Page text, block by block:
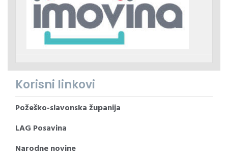
Korisni linkovi
Požeško-slavonska županija
LAG Posavina
Narodne novine